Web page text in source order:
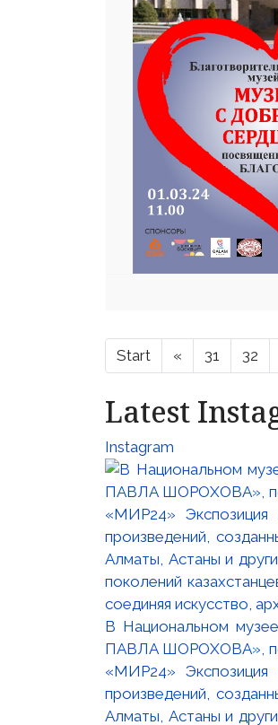
Start « 31 32
Latest
Instagram
В Национальном
ПАВЛА ШОРОХОВА»,
«МИР24» Экспозиция
произведений,
Алматы, Астаны и